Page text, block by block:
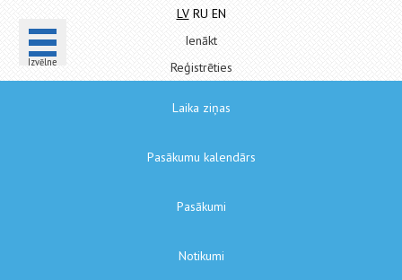
Izvēlne
LV RU EN
Ienākt
Reģistrēties
Laika ziņas
Pasākumu kalendārs
Pasākumi
Notikumi